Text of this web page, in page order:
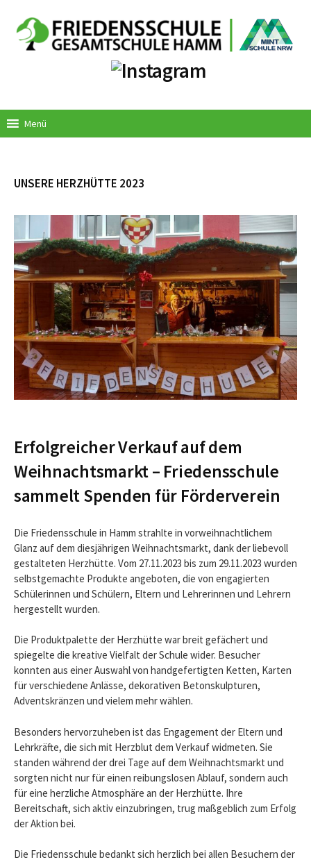
Inhalt
Menü
UNSERE HERZHÜTTE 2023
Erfolgreicher Verkauf auf dem
Weihnachtsmarkt – Friedensschule
sammelt Spenden für Förderverein
Die Friedensschule in Hamm strahlte in vorweihnachtlichem
Glanz auf dem diesjährigen Weihnachtsmarkt, dank der liebevoll
gestalteten Herzhütte. Vom 27.11.2023 bis zum 29.11.2023 wurden
selbstgemachte Produkte angeboten, die von engagierten
Schülerinnen und Schülern, Eltern und Lehrerinnen und Lehrern
hergestellt wurden.
Die Produktpalette der Herzhütte war breit gefächert und
spiegelte die kreative Vielfalt der Schule wider. Besucher
konnten aus einer Auswahl von handgefertigten Ketten, Karten
für verschiedene Anlässe, dekorativen Betonskulpturen,
Adventskränzen und vielem mehr wählen.
Besonders hervorzuheben ist das Engagement der Eltern und
Lehrkräfte, die sich mit Herzblut dem Verkauf widmeten. Sie
standen während der drei Tage auf dem Weihnachtsmarkt und
sorgten nicht nur für einen reibungslosen Ablauf, sondern auch
für eine herzliche Atmosphäre an der Herzhütte. Ihre
Bereitschaft, sich aktiv einzubringen, trug maßgeblich zum Erfolg
der Aktion bei.
Die Friedensschule bedankt sich herzlich bei allen Besuchern der